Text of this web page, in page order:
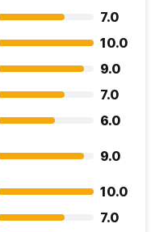
7.0
10.0
9.0
7.0
6.0
9.0
10.0
7.0